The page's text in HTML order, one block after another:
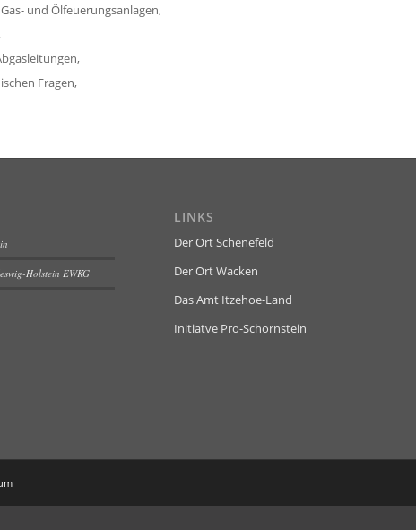
und Ölfeuerungsanlagen,
Fragen,
Holstein EWKG
LINKS
Der Ort Schenefeld
Der Ort Wacken
Das Amt Itzehoe-Land
Initiatve Pro-Schornstein